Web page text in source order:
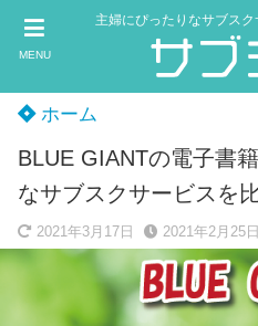
MENU
主婦にぴったりなサブスク
ホーム
BLUE GIANTの電子書
なサブスクサービスを
2021年3月17日 2021年2月25日